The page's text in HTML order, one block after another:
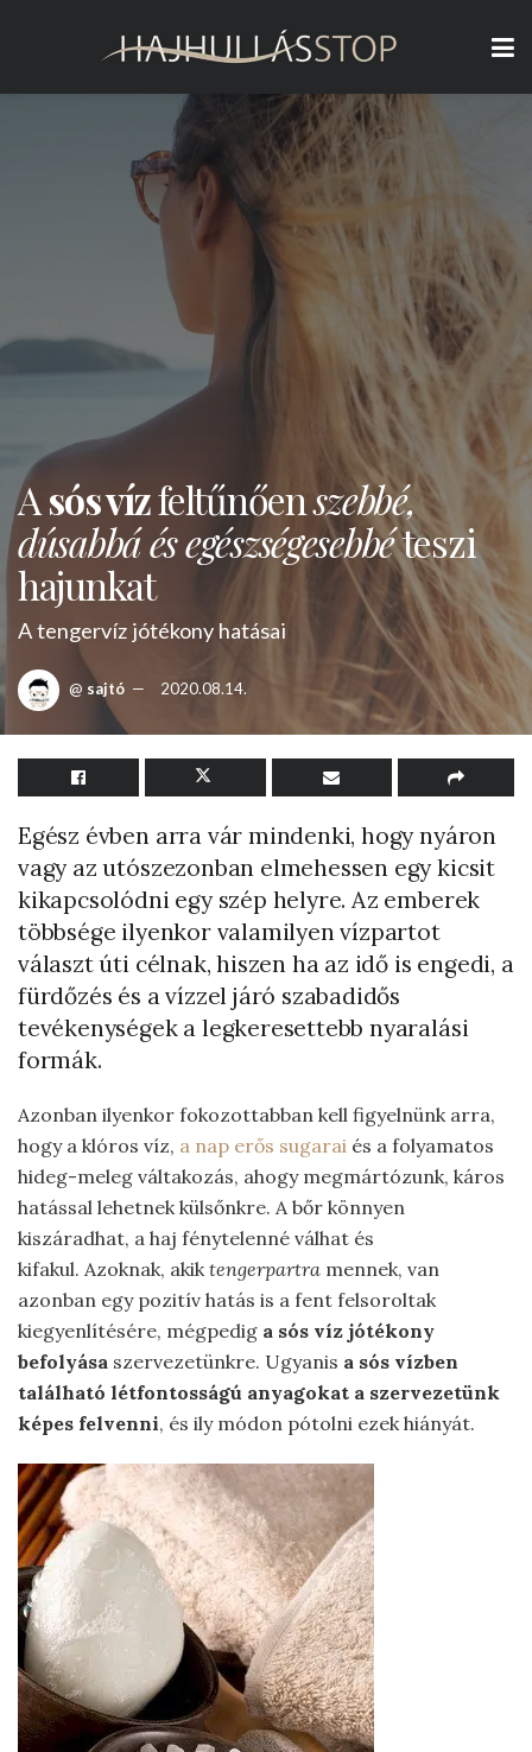
Asós vízfeltűnőenszebbé,
dúsabbá és egészségesebbéteszi
hajunkat
A tengervíz jótékony hatásai
@ sajtó 2020.08.14.
Egész évben arra vár mindenki, hogy nyáron
vagy az utószezonban elmehessen egy kicsit
kikapcsolódni egy szép helyre. Az emberek
többsége ilyenkor valamilyen vízpartot
választ úti célnak, hiszen ha az idő is engedi, a
fürdőzés és a vízzel járó szabadidős
tevékenységek a legkeresettebb nyaralási
formák.
Azonban ilyenkor fokozottabban kell figyelnünk arra,
hogy a klóros víz, a nap erős sugarai és a folyamatos
hideg-meleg váltakozás, ahogy megmártózunk, káros
hatással lehetnek külsőnkre. A bőr könnyen
kiszáradhat, a haj fénytelenné válhat és
kifakul. Azoknak, akiktengerpartra mennek, van
azonban egy pozitív hatás is a fent felsoroltak
kiegyenlítésére, mégpedig a sós víz jótékony
befolyása szervezetünkre. Ugyanis a sós vízben
található létfontosságú anyagokat a szervezetünk
képes felvenni, és ily módon pótolni ezek hiányát.